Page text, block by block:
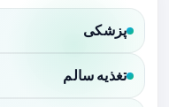
پزشکی
تغذیه سالم